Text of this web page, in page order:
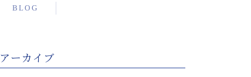
BLOG
アーカイブ